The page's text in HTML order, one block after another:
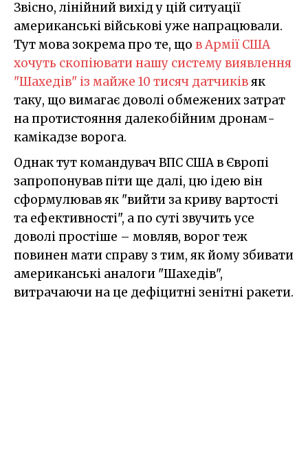
Звісно, лінійний вихід у цій ситуації
американські військові уже напрацювали.
Тут мова зокрема про те, що в Армії США
хочуть скопіювати нашу систему виявлення
"Шахедів" із майже 10 тисяч датчиківяк
таку, що вимагає доволі обмежених затрат
на протистояння далекобійним дронам-
камікадзе ворога.
Однак тут командувач ВПС США в Європі
запропонував піти ще далі, цю ідею він
сформулював як "вийти за криву вартості
та ефективності", а по суті звучить усе
доволі простіше – мовляв, ворог теж
повинен мати справу з тим, як йому збивати
американські аналоги "Шахедів",
витрачаючи на це дефіцитні зенітні ракети.